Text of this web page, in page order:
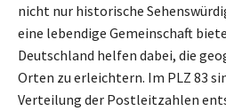
nicht nur historische
eine lebendige Gemeinschaft
Deutschland helfen dabei, die
Orten zu erleichtern. Im PLZ 83
Verteilung der Postleitzahlen